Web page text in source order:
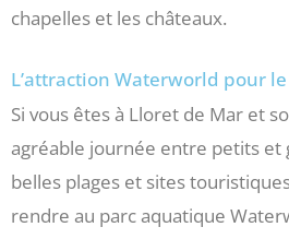
chapelles et les châteaux.
L’attraction Waterworld pour
Si vous êtes à Lloret de Mar et
agréable journée entre petits et
belles plages et sites
rendre au parc aquatique